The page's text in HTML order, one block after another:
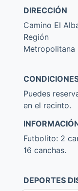
DIRECCIÓN
Camino El
Región
Metropolitana
Puedes
en el recinto.
Futbolito: 2
16 canchas.
DEPORTES